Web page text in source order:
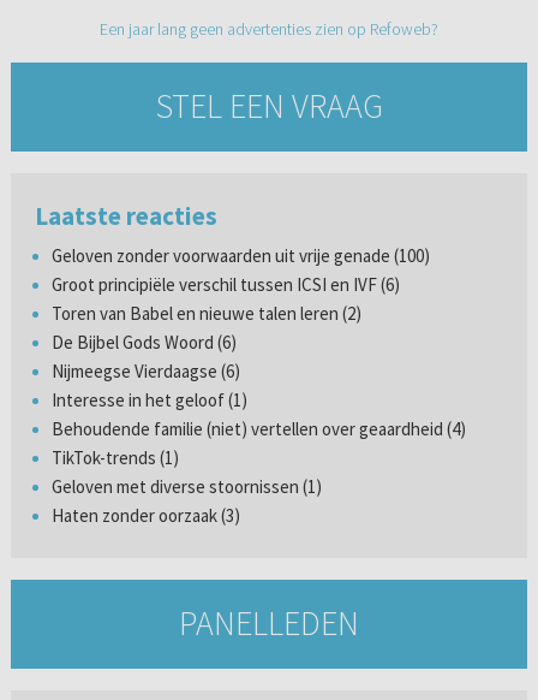
Een jaar lang geen advertenties zien op Refoweb?
STEL EEN VRAAG
Laatste reacties
Geloven zonder voorwaarden uit vrije genade (100)
Groot principiële verschil tussen ICSI en IVF (6)
Toren van Babel en nieuwe talen leren (2)
De Bijbel Gods Woord (6)
Nijmeegse Vierdaagse (6)
Interesse in het geloof (1)
Behoudende familie (niet) vertellen over geaardheid (4)
TikTok-trends (1)
Geloven met diverse stoornissen (1)
Haten zonder oorzaak (3)
PANELLEDEN